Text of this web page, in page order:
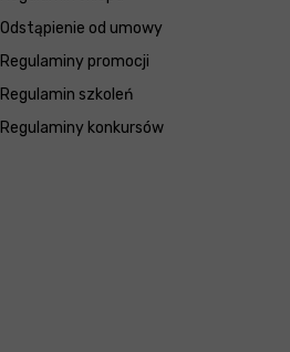
Odstąpienie od umowy
Regulaminy promocji
Regulamin szkoleń
Regulaminy konkursów